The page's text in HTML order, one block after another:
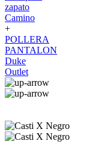
zapato
Camino
+
POLLERA
PANTALON
Duke
Outlet